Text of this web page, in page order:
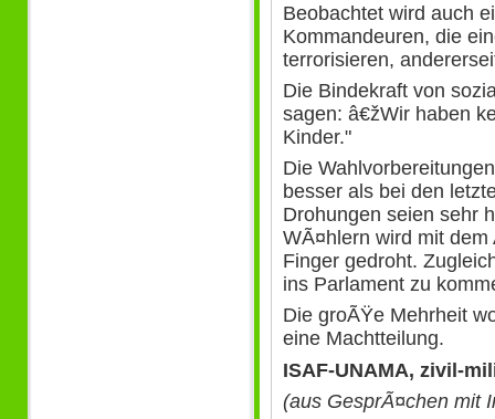
Beobachtet wird auch
Kommandeuren, die
terrorisieren,
Die Bindekraft von
sagen: â€žWir haben
Kinder."
Die
besser als bei den
Drohungen seien sehr
WÃ¤hlern wird mit
Finger gedroht.
ins Parlament zu
Die groÃŸe Mehrheit
eine Machtteilung.
ISAF-UNAMA, zivil-
(aus GesprÃ¤chen mit